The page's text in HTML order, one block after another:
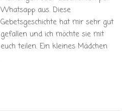
Whatsapp aus. Diese
Gebetsgeschichte hat mir sehr gut
gefallen und ich möchte sie mit
euch teilen. Ein kleines Mädchen